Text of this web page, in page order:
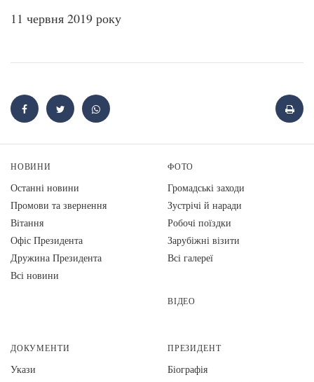
11 червня 2019 року
НОВИНИ
Останні новини
Промови та звернення
Вiтання
Офіс Президента
Дружина Президента
Всі новини
ФОТО
Громадські заходи
Зустрічі й наради
Робочі поїздки
Зарубіжні візити
Всі галереї
ВІДЕО
ДОКУМЕНТИ
Укази
ПРЕЗИДЕНТ
Біографія